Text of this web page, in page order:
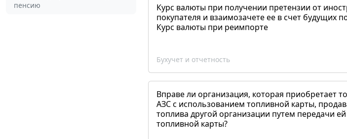
пенсию
Курс валюты при получении претензии от
покупателя и взаимозачете ее в счет будущих
Курс валюты при реимпорте
Бухучет и отчетность
Вправе ли организация, которая приобретает
АЗС с использованием топливной карты,
топлива другой организации путем передачи
топливной карты?